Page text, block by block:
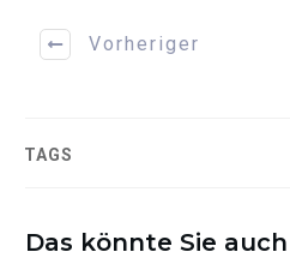
Vorheriger
TAGS
Das könnte Sie